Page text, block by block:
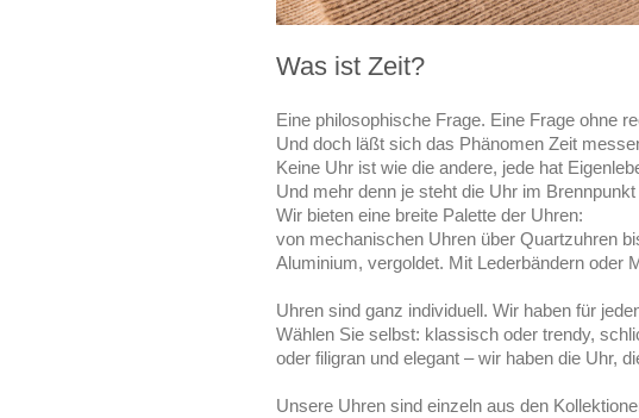
Was ist Zeit?
Eine philosophische Frage. Eine Frage ohne
Und doch läßt sich das Phänomen Zeit
Keine Uhr ist wie die andere, jede hat
Und mehr denn je steht die Uhr im
Wir bieten eine breite Palette der Uhren:
von mechanischen Uhren über Quartzuhren
Aluminium, vergoldet. Mit Lederbändern oder
Uhren sind ganz individuell. Wir haben für
Wählen Sie selbst: klassisch oder trendy,
oder filigran und elegant – wir haben die Uhr,
Unsere Uhren sind einzeln aus den